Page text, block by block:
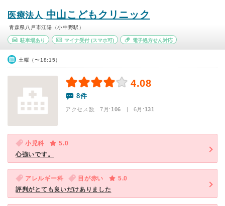
医療法人 中山こどもクリニック
青森県八戸市江陽（小中野駅）
駐車場あり マイナ受付(スマホ可) 電子処方せん対応
土曜（〜18:15）
4.08
8件
アクセス数 7月:106 | 6月:131
小児科
5.0
心強いです。
アレルギー科 目が赤い
5.0
評判がとても良いだけありました